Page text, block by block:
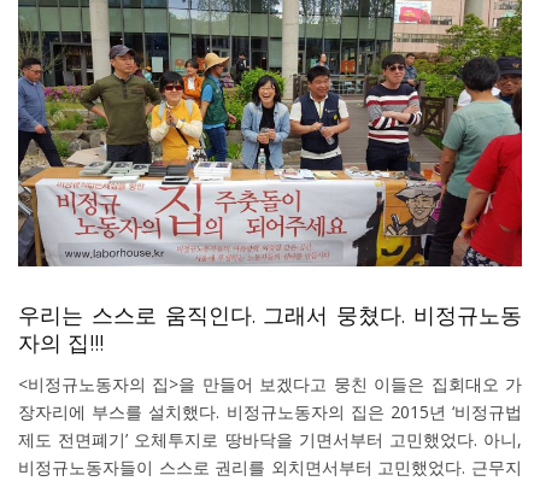
우리는 스스로 움직인다. 그래서 뭉쳤다. 비정규노동
자의 집!!!
<비정규노동자의 집>을 만들어 보겠다고 뭉친 이들은 집회대오 가
장자리에 부스를 설치했다. 비정규노동자의 집은 2015년 ‘비정규법
제도 전면폐기’ 오체투지로 땅바닥을 기면서부터 고민했었다. 아니,
비정규노동자들이 스스로 권리를 외치면서부터 고민했었다. 근무지